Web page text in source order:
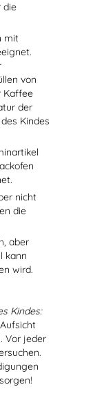
die
mit
von
Kaffee
der
Kindes
nicht
die
aber
kann
wird.
Kindes:
Vor jeder